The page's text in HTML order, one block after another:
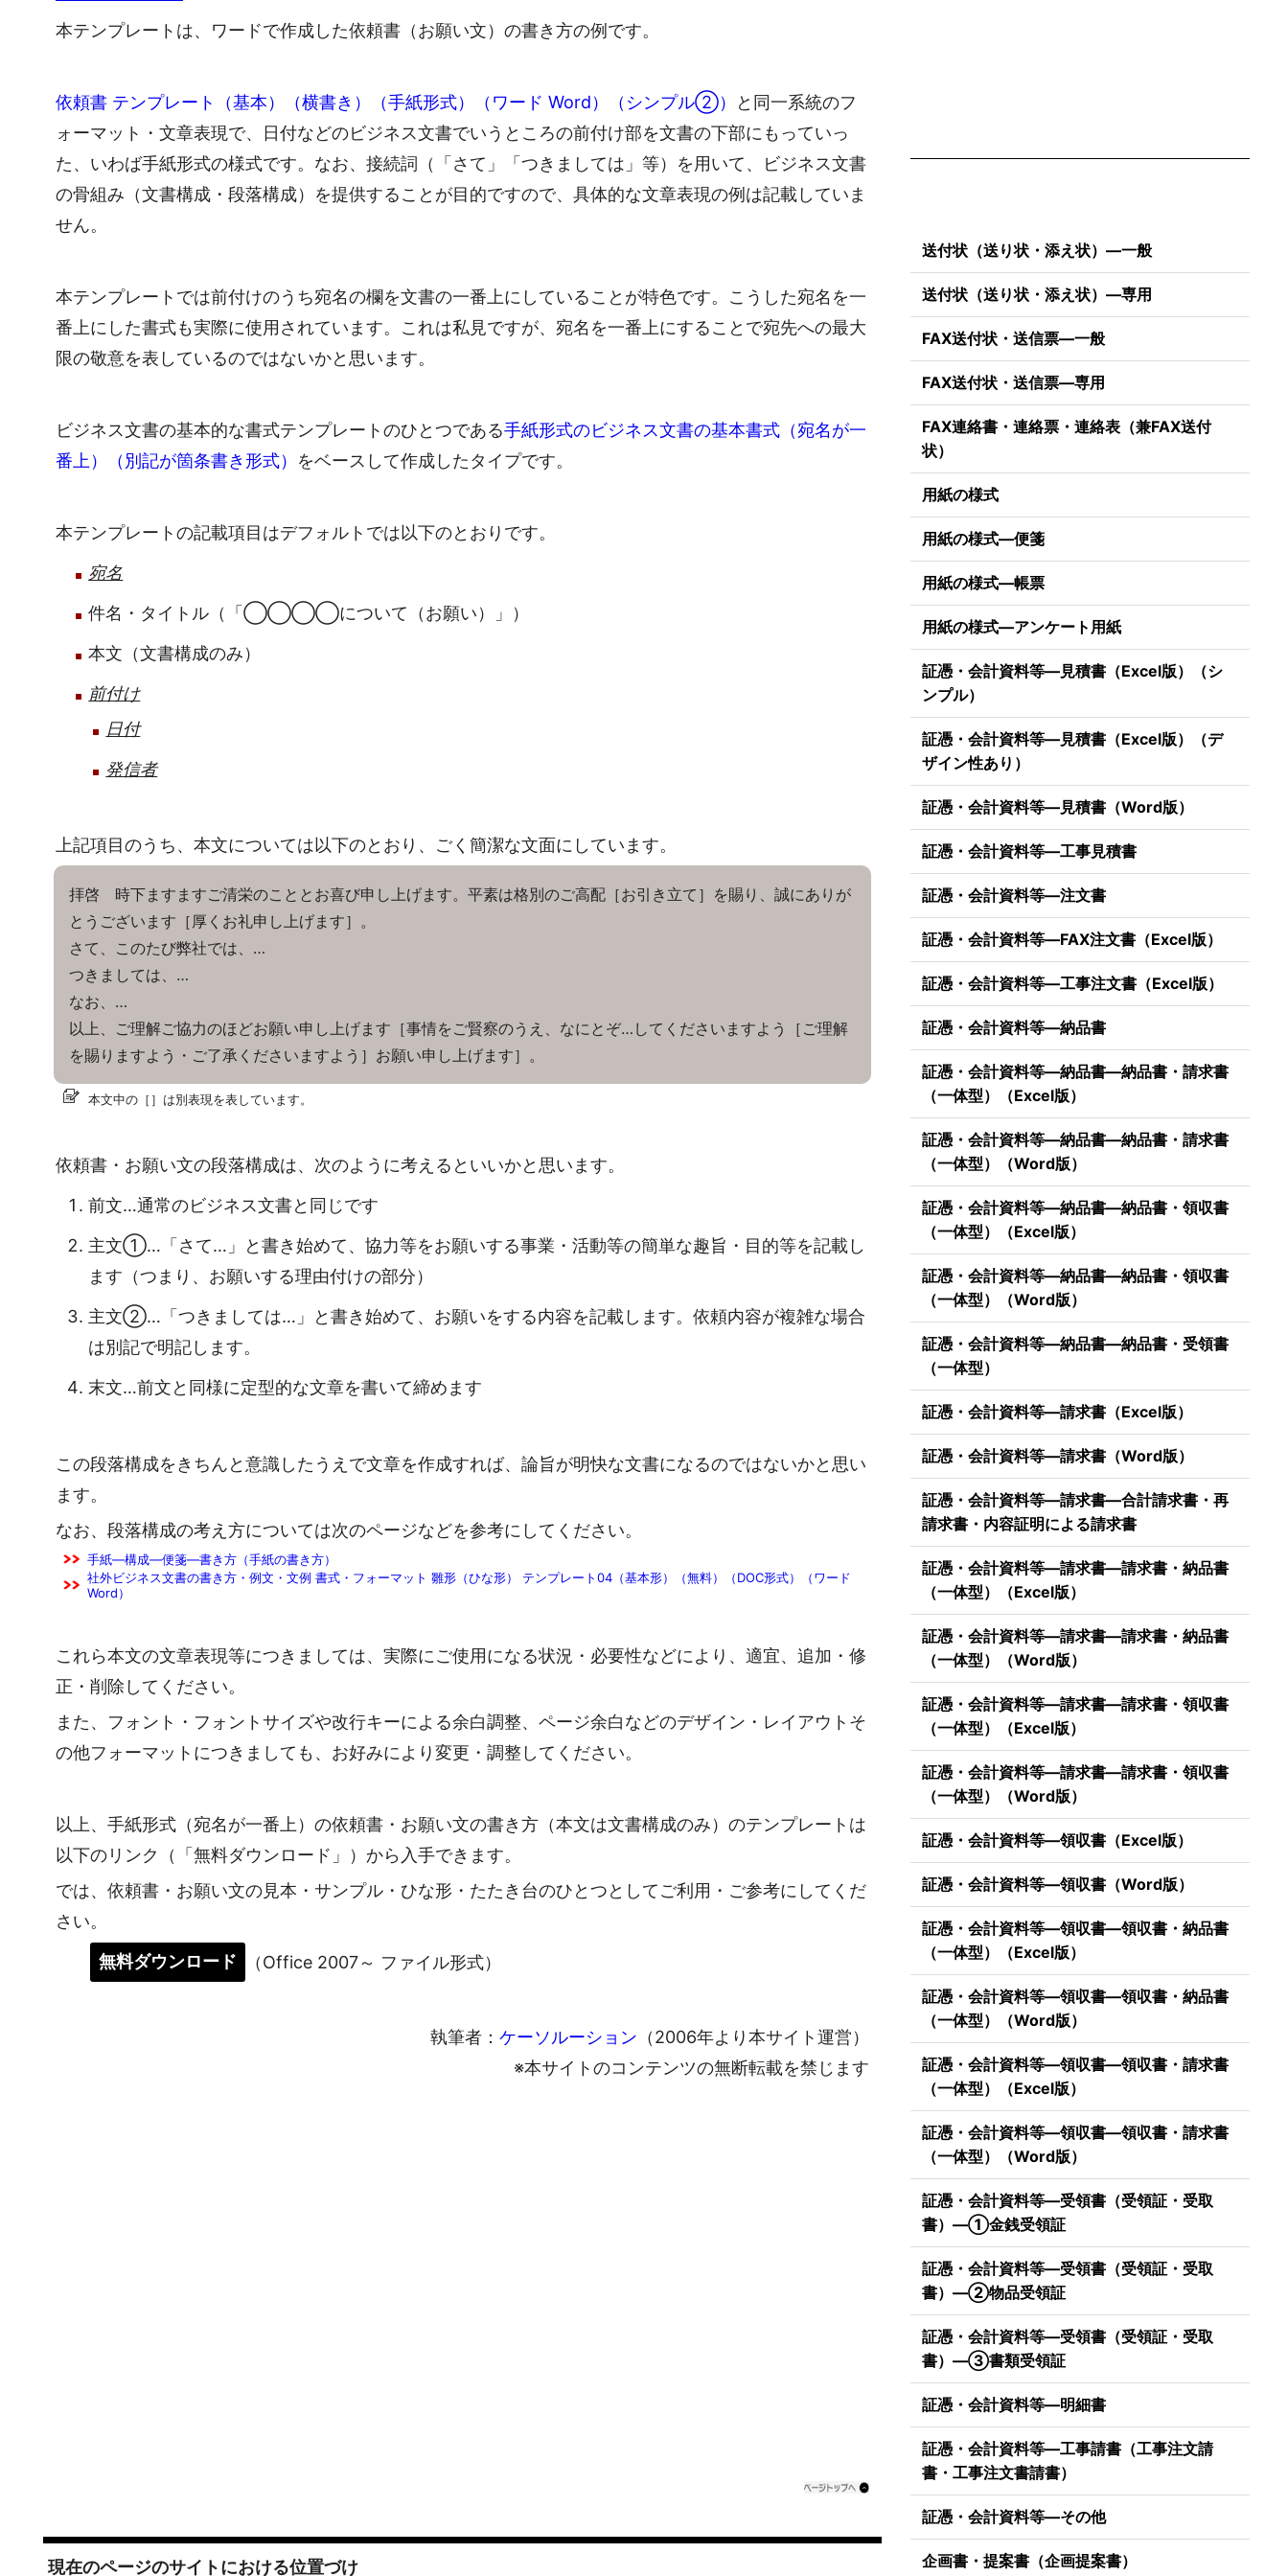
本テンプレートは、ワードで作成した依頼書（お願い文）の書き方の例です。
依頼書 テンプレート（基本）（横書き）（手紙形式）（ワード Word）（シンプル②）
と同一系統のフ
ォーマット・文章表現で、日付などのビジネス文書でいうところの前付け部を文書の下部にもっていっ
た、いわば手紙形式の様式です。なお、接続詞（「さて」「つきましては」等）を用いて、ビジネス文書
の骨組み（文書構成・段落構成）を提供することが目的ですので、具体的な文章表現の例は記載していま
せん。
本テンプレートでは前付けのうち宛名の欄を文書の一番上にしていることが特色です。こうした宛名を一
番上にした書式も実際に使用されています。これは私見ですが、宛名を一番上にすることで宛先への最大
限の敬意を表しているのではないかと思います。
ビジネス文書の基本的な書式テンプレートのひとつである手紙形式のビジネス文書の基本書式（宛名が一
番上）（別記が箇条書き形式） をベースして作成したタイプです。
本テンプレートの記載項目はデフォルトでは以下のとおりです。
宛名
件名・タイトル（「◯◯◯◯について（お願い）」）
本文（文書構成のみ）
前付け
日付
発信者
上記項目のうち、本文については以下のとおり、ごく簡潔な文面にしています。
拝啓 時下ますますご清栄のこととお喜び申し上げます。平素は格別のご高配［お引き立て］を賜り、誠にありが
とうございます［厚くお礼申し上げます］。
さて、このたび弊社では、…
つきましては、…
なお、…
以上、ご理解ご協力のほどお願い申し上げます［事情をご賢察のうえ、なにとぞ…してくださいますよう［ご理解
を賜りますよう・ご了承くださいますよう］お願い申し上げます］。
本文中の［］は別表現を表しています。
依頼書・お願い文の段落構成は、次のように考えるといいかと思います。
前文…通常のビジネス文書と同じです
主文①…「さて…」と書き始めて、協力等をお願いする事業・活動等の簡単な趣旨・目的等を記載し
ます（つまり、お願いする理由付けの部分）
主文②…「つきましては…」と書き始めて、お願いをする内容を記載します。依頼内容が複雑な場合
は別記で明記します。
末文…前文と同様に定型的な文章を書いて締めます
この段落構成をきちんと意識したうえで文章を作成すれば、論旨が明快な文書になるのではないかと思い
ます。
なお、段落構成の考え方については次のページなどを参考にしてください。
手紙―構成―便箋―書き方（手紙の書き方）
社外ビジネス文書の書き方・例文・文例 書式・フォーマット 雛形（ひな形） テンプレート04（基本形）（無料）（DOC形式）（ワード
Word）
これら本文の文章表現等につきましては、実際にご使用になる状況・必要性などにより、適宜、追加・修
正・削除してください。
また、フォント・フォントサイズや改行キーによる余白調整、ページ余白などのデザイン・レイアウトそ
の他フォーマットにつきましても、お好みにより変更・調整してください。
以上、手紙形式（宛名が一番上）の依頼書・お願い文の書き方（本文は文書構成のみ）のテンプレートは
以下のリンク（「無料ダウンロード」）から入手できます。
では、依頼書・お願い文の見本・サンプル・ひな形・たたき台のひとつとしてご利用・ご参考にしてくだ
さい。
無料ダウンロード
（Office 2007～ ファイル形式）
執筆者： ケーソルーション （2006年より本サイト運営）
※本サイトのコンテンツの無断転載を禁じます
現在のページのサイトにおける位置づけ
送付状（送り状・添え状）―一般
送付状（送り状・添え状）―専用
FAX送付状・送信票―一般
FAX送付状・送信票―専用
FAX連絡書・連絡票・連絡表（兼FAX送付
状）
用紙の様式
用紙の様式―便箋
用紙の様式―帳票
用紙の様式―アンケート用紙
証憑・会計資料等―見積書（Excel版）（シ
ンプル）
証憑・会計資料等―見積書（Excel版）（デ
ザイン性あり）
証憑・会計資料等―見積書（Word版）
証憑・会計資料等―工事見積書
証憑・会計資料等―注文書
証憑・会計資料等―FAX注文書（Excel版）
証憑・会計資料等―工事注文書（Excel版）
証憑・会計資料等―納品書
証憑・会計資料等―納品書―納品書・請求書
（一体型）（Excel版）
証憑・会計資料等―納品書―納品書・請求書
（一体型）（Word版）
証憑・会計資料等―納品書―納品書・領収書
（一体型）（Excel版）
証憑・会計資料等―納品書―納品書・領収書
（一体型）（Word版）
証憑・会計資料等―納品書―納品書・受領書
（一体型）
証憑・会計資料等―請求書（Excel版）
証憑・会計資料等―請求書（Word版）
証憑・会計資料等―請求書―合計請求書・再
請求書・内容証明による請求書
証憑・会計資料等―請求書―請求書・納品書
（一体型）（Excel版）
証憑・会計資料等―請求書―請求書・納品書
（一体型）（Word版）
証憑・会計資料等―請求書―請求書・領収書
（一体型）（Excel版）
証憑・会計資料等―請求書―請求書・領収書
（一体型）（Word版）
証憑・会計資料等―領収書（Excel版）
証憑・会計資料等―領収書（Word版）
証憑・会計資料等―領収書―領収書・納品書
（一体型）（Excel版）
証憑・会計資料等―領収書―領収書・納品書
（一体型）（Word版）
証憑・会計資料等―領収書―領収書・請求書
（一体型）（Excel版）
証憑・会計資料等―領収書―領収書・請求書
（一体型）（Word版）
証憑・会計資料等―受領書（受領証・受取
書）―①金銭受領証
証憑・会計資料等―受領書（受領証・受取
書）―②物品受領証
証憑・会計資料等―受領書（受領証・受取
書）―③書類受領証
証憑・会計資料等―明細書
証憑・会計資料等―工事請書（工事注文請
書・工事注文書請書）
証憑・会計資料等―その他
企画書・提案書（企画提案書）